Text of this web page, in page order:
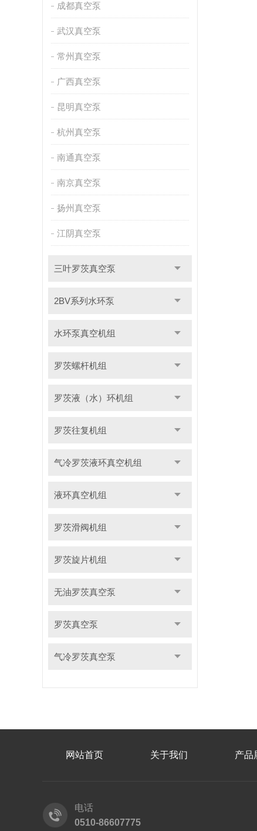
成都真空泵
武汉真空泵
常州真空泵
广西真空泵
昆明真空泵
杭州真空泵
南通真空泵
南京真空泵
扬州真空泵
江阴真空泵
三叶罗茨真空泵
2BV系列水环泵
水环泵真空机组
罗茨螺杆机组
罗茨液（水）环机组
罗茨往复机组
气冷罗茨液环真空机组
液环真空机组
罗茨滑阀机组
罗茨旋片机组
无油罗茨真空泵
罗茨真空泵
气冷罗茨真空泵
网站首页 关于我们 产品
电话
0510-86607775